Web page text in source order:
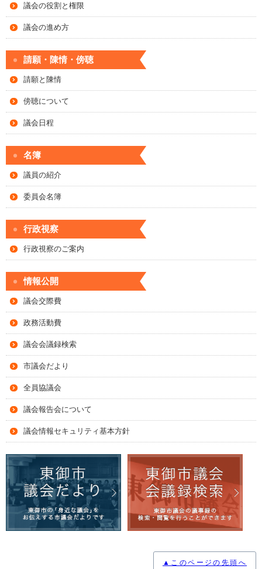
議会の役割と権限
議会の進め方
請願・陳情・傍聴
請願と陳情
傍聴について
議会日程
名簿
議員の紹介
委員会名簿
行政視察
行政視察のご案内
情報公開
議会交際費
政務活動費
議会会議録検索
市議会だより
全員協議会
議会報告会について
議会情報セキュリティ基本方針
▲このページの先頭へ